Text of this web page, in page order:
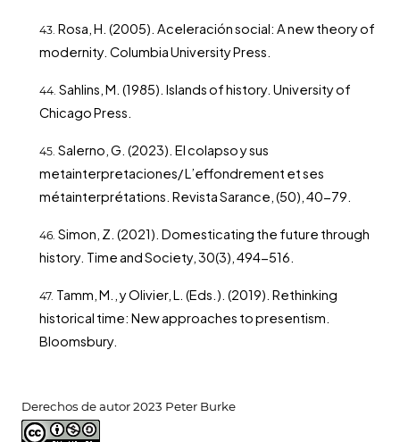
Derechos de autor 2023 Peter Burke
Rosa, H. (2005). Aceleración social: A new theory of
modernity. Columbia University Press.
Sahlins, M. (1985). Islands of history. University of
Chicago Press.
Salerno, G. (2023). El colapso y sus
metainterpretaciones/ L’effondrement et ses
métainterprétations. Revista Sarance, (50), 40-79.
Simon, Z. (2021). Domesticating the future through
history. Time and Society, 30(3), 494-516.
Tamm, M., y Olivier, L. (Eds.). (2019). Rethinking
historical time: New approaches to presentism.
Bloomsbury.